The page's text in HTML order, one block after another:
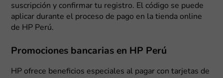
suscripción y confirmar tu registro. El código se puede
aplicar durante el proceso de pago en la tienda online
de HP Perú.
Promociones bancarias en HP Perú
HP ofrece beneficios especiales al pagar con tarjetas de